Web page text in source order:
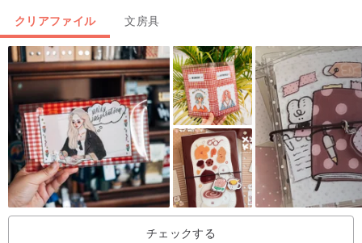
クリアファイル 文房具
チェックする